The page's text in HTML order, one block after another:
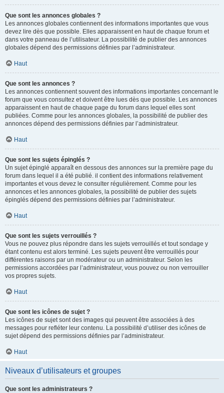
Que sont les annonces globales ?
Les annonces globales contiennent des informations importantes que vous
devez lire dès que possible. Elles apparaissent en haut de chaque forum et
dans votre panneau de l’utilisateur. La possibilité de publier des annonces
globales dépend des permissions définies par l’administrateur.
Haut
Que sont les annonces ?
Les annonces contiennent souvent des informations importantes concernant le
forum que vous consultez et doivent être lues dès que possible. Les annonces
apparaissent en haut de chaque page du forum dans lequel elles sont
publiées. Comme pour les annonces globales, la possibilité de publier des
annonces dépend des permissions définies par l’administrateur.
Haut
Que sont les sujets épinglés ?
Un sujet épinglé apparaît en dessous des annonces sur la première page du
forum dans lequel il a été publié. il contient des informations relativement
importantes et vous devez le consulter régulièrement. Comme pour les
annonces et les annonces globales, la possibilité de publier des sujets
épinglés dépend des permissions définies par l’administrateur.
Haut
Que sont les sujets verrouillés ?
Vous ne pouvez plus répondre dans les sujets verrouillés et tout sondage y
étant contenu est alors terminé. Les sujets peuvent être verrouillés pour
différentes raisons par un modérateur ou un administrateur. Selon les
permissions accordées par l’administrateur, vous pouvez ou non verrouiller
vos propres sujets.
Haut
Que sont les icônes de sujet ?
Les icônes de sujet sont des images qui peuvent être associées à des
messages pour refléter leur contenu. La possibilité d’utiliser des icônes de
sujet dépend des permissions définies par l’administrateur.
Haut
Niveaux d’utilisateurs et groupes
Que sont les administrateurs ?